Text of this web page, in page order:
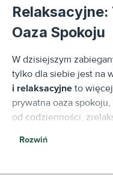
Oaza Spokoju
W dzisiejszym
tylko dla siebie jest na
i relaksacyjne to
prywatna oaza
od codzienności,
zaprojektowane z
Rozwiń